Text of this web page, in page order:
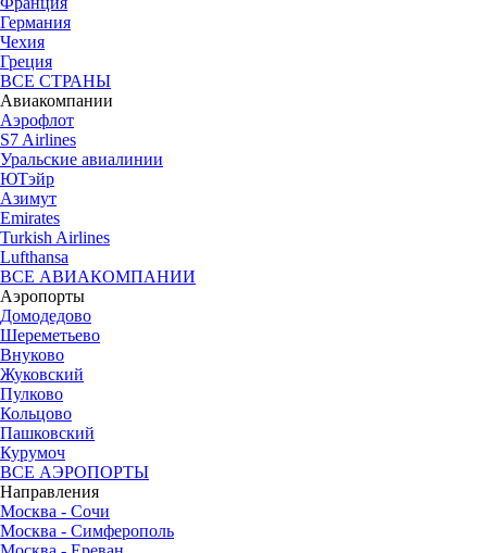
Германия
Чехия
Греция
ВСЕ СТРАНЫ
Авиакомпании
Аэрофлот
S7 Airlines
Уральские авиалинии
ЮТэйр
Азимут
Emirates
Turkish Airlines
Lufthansa
ВСЕ АВИАКОМПАНИИ
Аэропорты
Домодедово
Шереметьево
Внуково
Жуковский
Пулково
Кольцово
Пашковский
Курумоч
ВСЕ АЭРОПОРТЫ
Направления
Москва - Сочи
Москва - Симферополь